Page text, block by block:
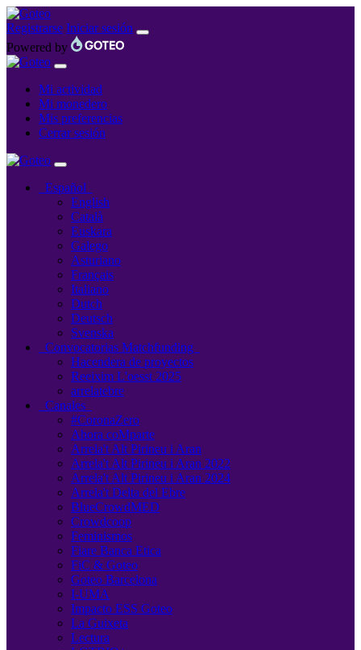
Registrarse Iniciar sesión
Powered by
Mi actividad
Mi monedero
Mis preferencias
Cerrar sesión
Español
English
Català
Euskara
Galego
Asturiano
Français
Italiano
Dutch
Deutsch
Svenska
Convocatorias Matchfunding
Hacendera de proyectos
Reeixim L'oesst 2025
arrelatebre
Canales
#CoronaZero
Ahora coMparte
Arrela't Alt Pirineu i Aran
Arrela't Alt Pirineu i Aran 2022
Arrela't Alt Pirineu i Aran 2024
Arrela't Delta del Ebre
BlueCrowdMED
Crowdcoop
Feminismos
Fiare Banca Etica
FiC & Goteo
Goteo Barcelona
I-UMA
Impacto ESS Goteo
La Guixeta
Lectura